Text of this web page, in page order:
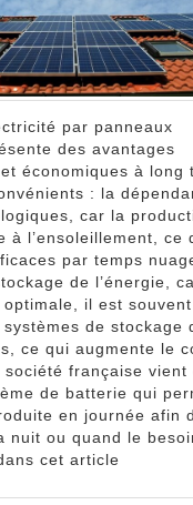
par panneaux
des avantages
économiques à long
: la
car la
à l’ensoleillement, ce
par temps
de l’énergie,
il est
de stockage
ce qui augmente le
société française vient
de batterie qui
en journée afin
nuit ou quand le
cet article